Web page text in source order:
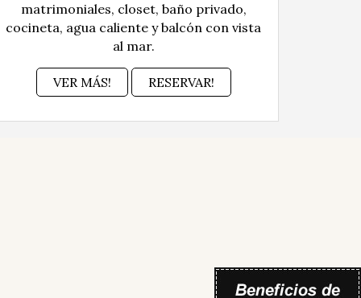
matrimoniales, closet, baño privado,
cocineta, agua caliente y balcón con vista
al mar.
VER MÁS! RESERVAR!